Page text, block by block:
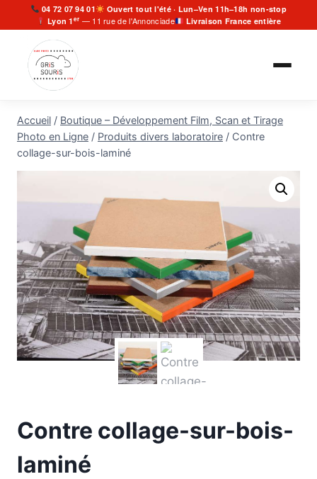
04 72 07 94 01
Ouvert tout l'été · Lun–Ven 11h–18h non-stop
Lyon 1er — 11 rue de l'Annonciade Livraison France entière
au
contenu
Accueil / Boutique – Développement Film, Scan et Tirage
Photo en Ligne / Produits divers laboratoire / Contre
collage-sur-bois-laminé
Contre collage-sur-bois-
laminé